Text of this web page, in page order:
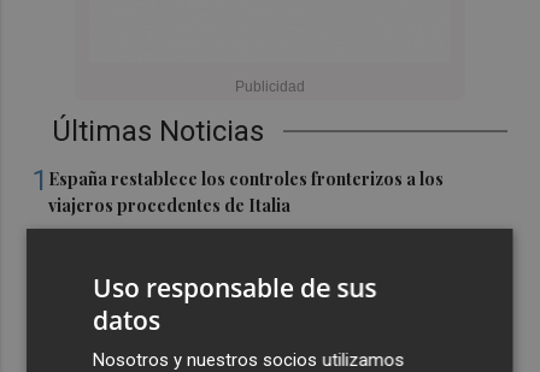
Últimas Noticias
1 España restablece los controles fronterizos a los
viajeros procedentes de Italia
Ferran Torres, recibido con un baño de masas en su
pueblo: "Allá donde voy siempre digo que soy de Foios"
Uso responsable de sus
datos
Nosotros y nuestros socios utilizamos